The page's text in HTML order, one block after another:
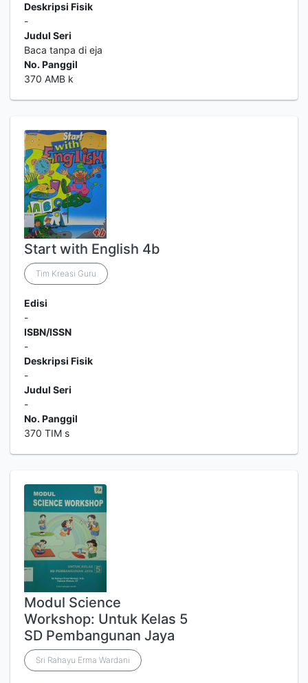
Deskripsi Fisik
-
Judul Seri
Baca tanpa di eja
No. Panggil
370 AMB k
Start with English 4b
Tim Kreasi Guru
Edisi
-
ISBN/ISSN
-
Deskripsi Fisik
-
Judul Seri
-
No. Panggil
370 TIM s
Modul Science
Workshop: Untuk Kelas 5
SD Pembangunan Jaya
Sri Rahayu Erma Wardani